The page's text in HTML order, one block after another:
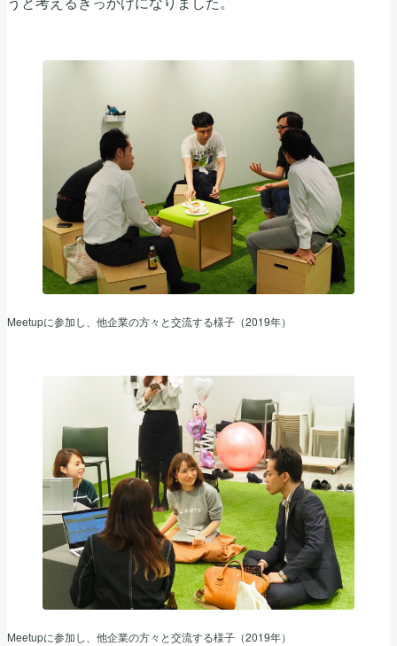
Meetupに参加し、他企業の方々と交流する様子（2019年）
Meetupに参加し、他企業の方々と交流する様子（2019年）